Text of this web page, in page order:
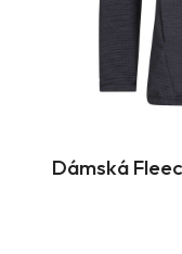
Dámská